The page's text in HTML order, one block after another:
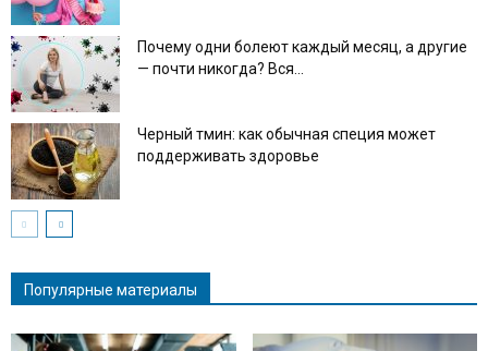
Почему одни болеют каждый месяц, а другие
— почти никогда? Вся...
Черный тмин: как обычная специя может
поддерживать здоровье
Популярные материалы